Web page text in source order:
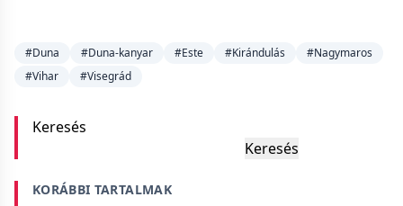
#Duna #Duna-kanyar #Este #Kirándulás
#Nagymaros
#Vihar
#Visegrád
Keresés
Keresés
KORÁBBI TARTALMAK